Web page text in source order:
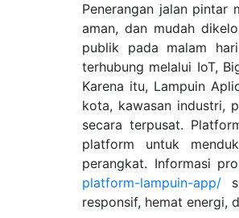
Penerangan jalan pintar
aman, dan mudah
publik pada malam
terhubung melalui IoT,
Karena itu, Lampuin
kota, kawasan industri,
secara terpusat.
platform untuk
perangkat. Informasi
platform-lampuin-app/
responsif, hemat energi,